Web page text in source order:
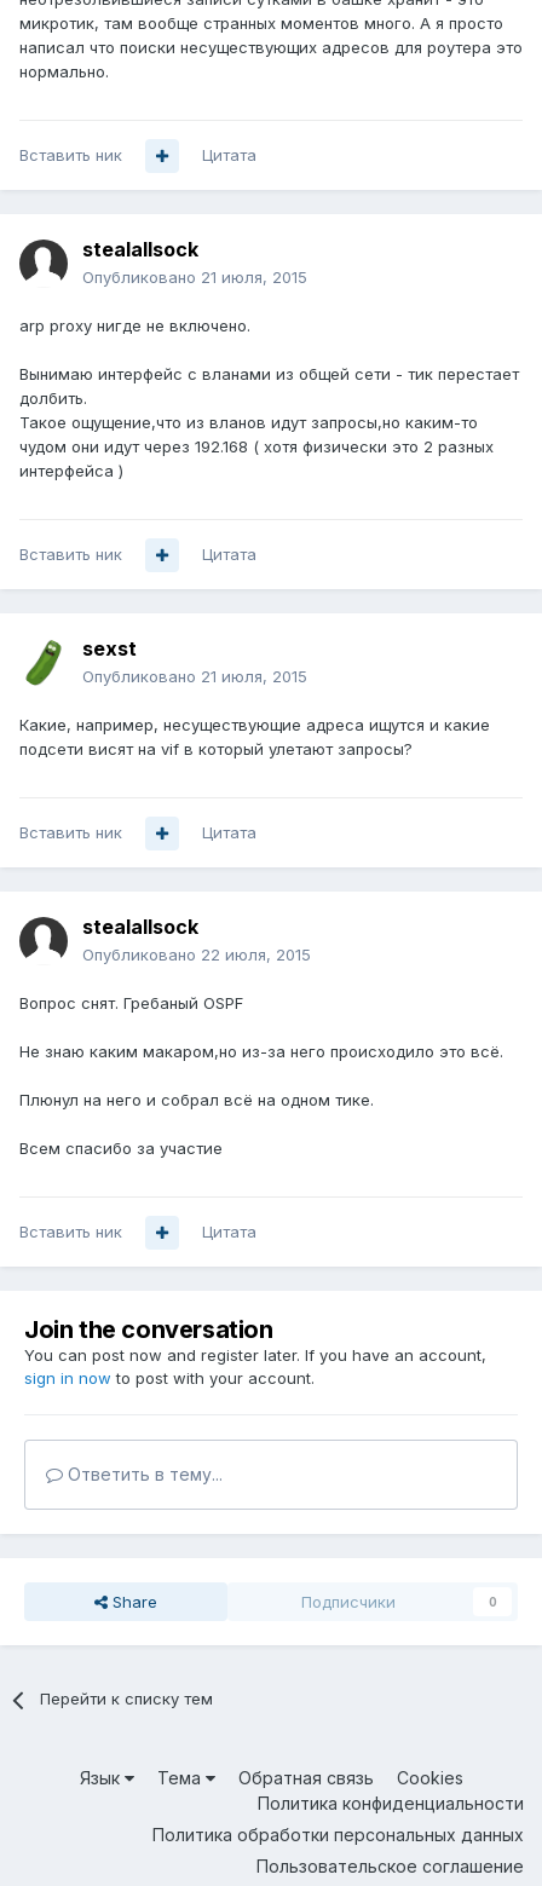
микротик, там вообще странных моментов много. А я просто
написал что поиски несуществующих адресов для роутера это
нормально.
Вставить ник Цитата
stealallsock
Опубликовано 21 июля, 2015
arp proxy нигде не включено.
Вынимаю интерфейс с вланами из общей сети - тик перестает
долбить.
Такое ощущение,что из вланов идут запросы,но каким-то
чудом они идут через 192.168 ( хотя физически это 2 разных
интерфейса )
Вставить ник Цитата
sexst
Опубликовано 21 июля, 2015
Какие, например, несуществующие адреса ищутся и какие
подсети висят на vif в который улетают запросы?
Вставить ник Цитата
stealallsock
Опубликовано 22 июля, 2015
Вопрос снят. Гребаный OSPF
Не знаю каким макаром,но из-за него происходило это всё.
Плюнул на него и собрал всё на одном тике.
Всем спасибо за участие
Вставить ник Цитата
Join the conversation
You can post now and register later. If you have an account,
sign in now to post with your account.
Ответить в тему...
Share Подписчики 0
Перейти к списку тем
Язык Тема Обратная связь
Cookies
Политика конфиденциальности
Политика обработки персональных данных
Пользовательское соглашение